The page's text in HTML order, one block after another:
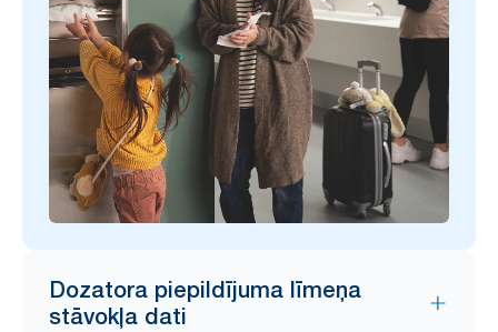
Dozatora piepildījuma līmeņa
stāvokļa dati